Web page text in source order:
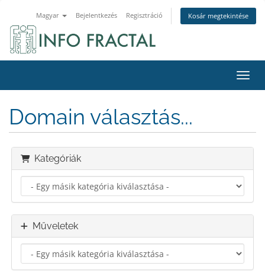
Magyar Bejelentkezés Regisztráció Kosár megtekintése
Domain választás...
Kategóriák
Műveletek